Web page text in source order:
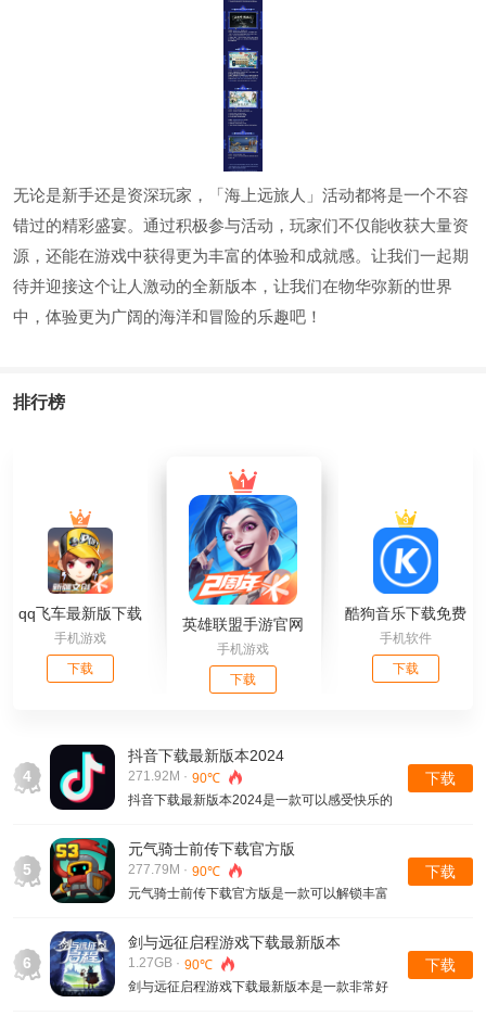
无论是新手还是资深玩家，「海上远旅人」活动都将是一个不容
错过的精彩盛宴。通过积极参与活动，玩家们不仅能收获大量资
源，还能在游戏中获得更为丰富的体验和成就感。让我们一起期
待并迎接这个让人激动的全新版本，让我们在物华弥新的世界
中，体验更为广阔的海洋和冒险的乐趣吧！
排行榜
qq飞车最新版下载
官网
手机游戏
下载
英雄联盟手游官网
免费下载
手机游戏
下载
酷狗音乐下载免费
2024最新版本
手机软件
下载
4
抖音下载最新版本2024
271.92M · 90℃
抖音下载最新版本2024是一款可以感受快乐的
频资源非常丰富，用户们可以在这里自己发送
内容分享，让更多用户都可以观看，并且这里
的内容还能进行搜索查找，这里有引擎搜索工
下载
5
元气骑士前传下载官方版
277.79M · 90℃
元气骑士前传下载官方版是一款可以解锁丰富
非常丰富，不同的职业都有不同的属性，而且
在游戏中，这里的职业到达一定的等级后还能
进行混合，形成一个新的职业，在对战中的战
下载
6
剑与远征启程游戏下载最新版本
1.27GB · 90℃
剑与远征启程游戏下载最新版本是一款非常好
下载